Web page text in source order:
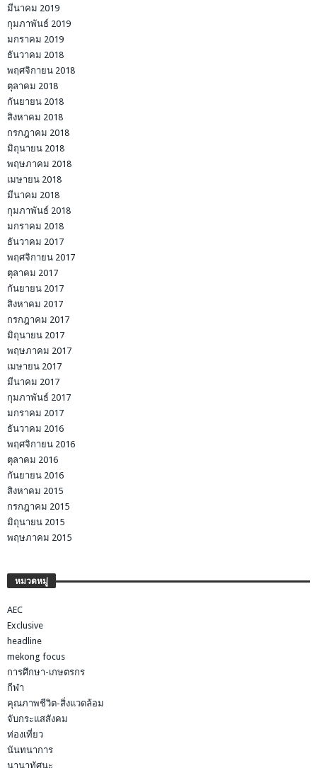
มีนาคม 2019
กุมภาพันธ์ 2019
มกราคม 2019
ธันวาคม 2018
พฤศจิกายน 2018
ตุลาคม 2018
กันยายน 2018
สิงหาคม 2018
กรกฎาคม 2018
มิถุนายน 2018
พฤษภาคม 2018
เมษายน 2018
มีนาคม 2018
กุมภาพันธ์ 2018
มกราคม 2018
ธันวาคม 2017
พฤศจิกายน 2017
ตุลาคม 2017
กันยายน 2017
สิงหาคม 2017
กรกฎาคม 2017
มิถุนายน 2017
พฤษภาคม 2017
เมษายน 2017
มีนาคม 2017
กุมภาพันธ์ 2017
มกราคม 2017
ธันวาคม 2016
พฤศจิกายน 2016
ตุลาคม 2016
กันยายน 2016
สิงหาคม 2015
กรกฎาคม 2015
มิถุนายน 2015
พฤษภาคม 2015
หมวดหมู่
AEC
Exclusive
headline
mekong focus
การศึกษา-เกษตรกร
กีฬา
คุณภาพชีวิต-สิ่งแวดล้อม
จับกระแสสังคม
ท่องเที่ยว
นันทนาการ
นานาทัศนะ